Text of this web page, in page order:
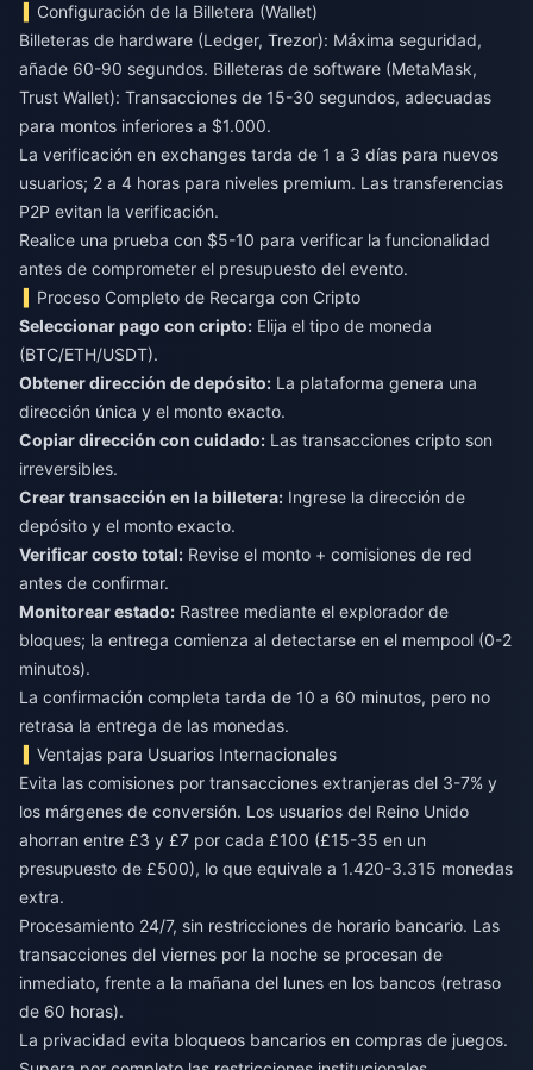
Configuración de la Billetera (Wallet)
Billeteras de hardware (Ledger, Trezor): Máxima seguridad,
añade 60-90 segundos. Billeteras de software (MetaMask,
Trust Wallet): Transacciones de 15-30 segundos, adecuadas
para montos inferiores a $1.000.
La verificación en exchanges tarda de 1 a 3 días para nuevos
usuarios; 2 a 4 horas para niveles premium. Las transferencias
P2P evitan la verificación.
Realice una prueba con $5-10 para verificar la funcionalidad
antes de comprometer el presupuesto del evento.
Proceso Completo de Recarga con Cripto
Seleccionar pago con cripto: Elija el tipo de moneda
(BTC/ETH/USDT).
Obtener dirección de depósito: La plataforma genera una
dirección única y el monto exacto.
Copiar dirección con cuidado: Las transacciones cripto son
irreversibles.
Crear transacción en la billetera: Ingrese la dirección de
depósito y el monto exacto.
Verificar costo total: Revise el monto + comisiones de red
antes de confirmar.
Monitorear estado: Rastree mediante el explorador de
bloques; la entrega comienza al detectarse en el mempool (0-2
minutos).
La confirmación completa tarda de 10 a 60 minutos, pero no
retrasa la entrega de las monedas.
Ventajas para Usuarios Internacionales
Evita las comisiones por transacciones extranjeras del 3-7% y
los márgenes de conversión. Los usuarios del Reino Unido
ahorran entre £3 y £7 por cada £100 (£15-35 en un
presupuesto de £500), lo que equivale a 1.420-3.315 monedas
extra.
Procesamiento 24/7, sin restricciones de horario bancario. Las
transacciones del viernes por la noche se procesan de
inmediato, frente a la mañana del lunes en los bancos (retraso
de 60 horas).
La privacidad evita bloqueos bancarios en compras de juegos.